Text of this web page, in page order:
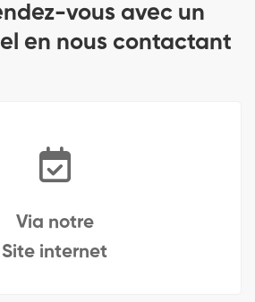
vous avec un
en nous contactant
Via notre
Site internet